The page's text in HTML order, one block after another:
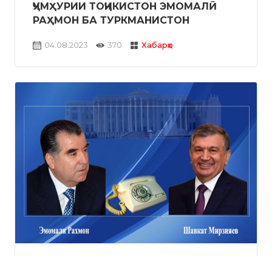
04.08.2023 370 Хабарҳо
ҶУМҲУРИИ ТОҶИКИСТОН ЭМОМАЛӢ
РАҲМОН БА ТУРКМАНИСТОН